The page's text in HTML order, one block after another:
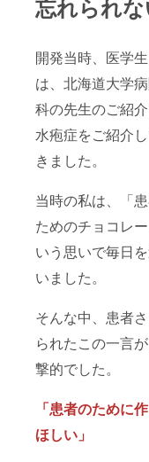
忘れられ
開発当時、医学
は、北海道大学
科の先生のご紹
水疱症をご紹介
きました。
当時の私は、「
ためのチョコレ
いう思いで毎日
いました。
そんな中、患者
られたこの一言
撃的でした。
「患者のために
ほしい」